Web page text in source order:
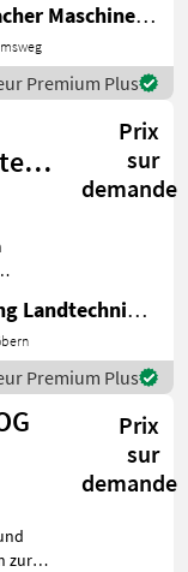
-
-
Mühlbacher Maschinen GmbH
Premium Plus
Prix
sur
demande
Spanring Landtechnik Gmbh
Premium Plus
Prix
sur
demande
zur